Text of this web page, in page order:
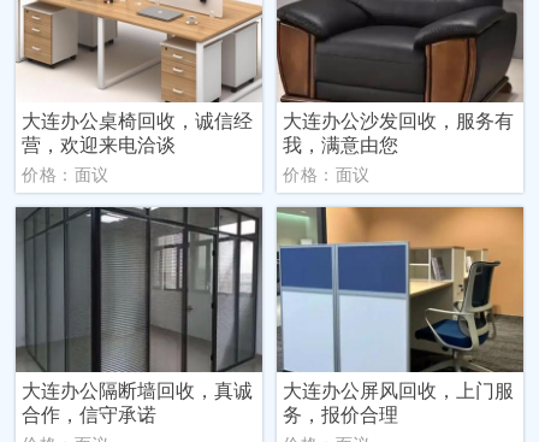
大连办公桌椅回收，诚信经
营，欢迎来电洽谈
价格：面议
大连办公沙发回收，服务有
我，满意由您
价格：面议
大连办公隔断墙回收，真诚
合作，信守承诺
大连办公屏风回收，上门服
务，报价合理